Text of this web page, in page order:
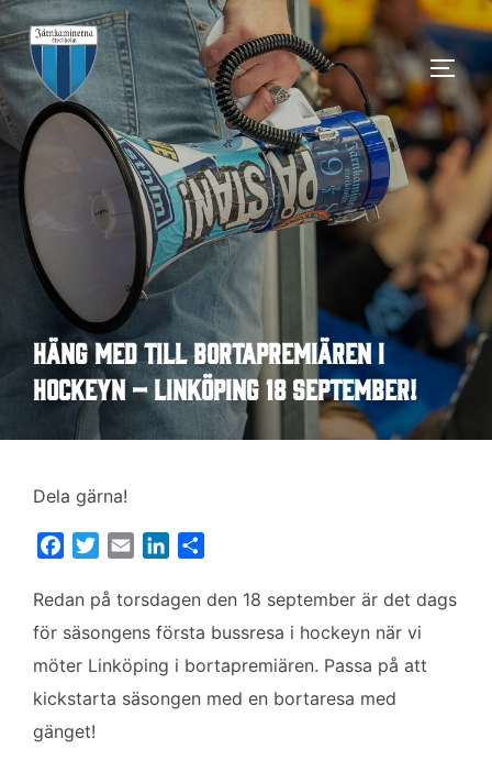
Hoppa
till
innehåll
SLÅ
Häng med till bortapremiären i
hockeyn – Linköping 18 september!
Dela gärna!
c
e
o
o
k
i
t
e
r
a
i
n
k
d
I
l
a
Redan på torsdagen den 18 september är det dags
för säsongens första bussresa i hockeyn när vi
möter Linköping i bortapremiären. Passa på att
kickstarta säsongen med en bortaresa med
gänget!